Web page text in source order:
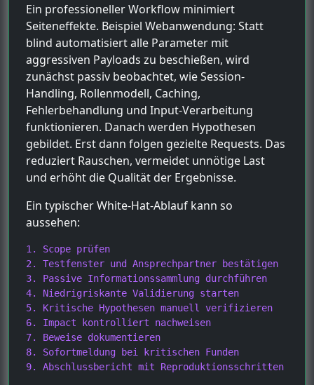
Ein professioneller Workflow minimiert
Seiteneffekte. Beispiel Webanwendung: Statt
blind automatisiert alle Parameter mit
aggressiven Payloads zu beschießen, wird
zunächst passiv beobachtet, wie Session-
Handling, Rollenmodell, Caching,
Fehlerbehandlung und Input-Verarbeitung
funktionieren. Danach werden Hypothesen
gebildet. Erst dann folgen gezielte Requests. Das
reduziert Rauschen, vermeidet unnötige Last
und erhöht die Qualität der Ergebnisse.
Ein typischer White-Hat-Ablauf kann so
aussehen:
1. Scope prüfen
2. Testfenster und Ansprechpartner bestätigen
3. Passive Informationssammlung durchführen
4. Niedrigriskante Validierung starten
5. Kritische Hypothesen manuell verifizieren
6. Impact kontrolliert nachweisen
7. Beweise dokumentieren
8. Sofortmeldung bei kritischen Funden
9. Abschlussbericht mit Reproduktionsschritten und